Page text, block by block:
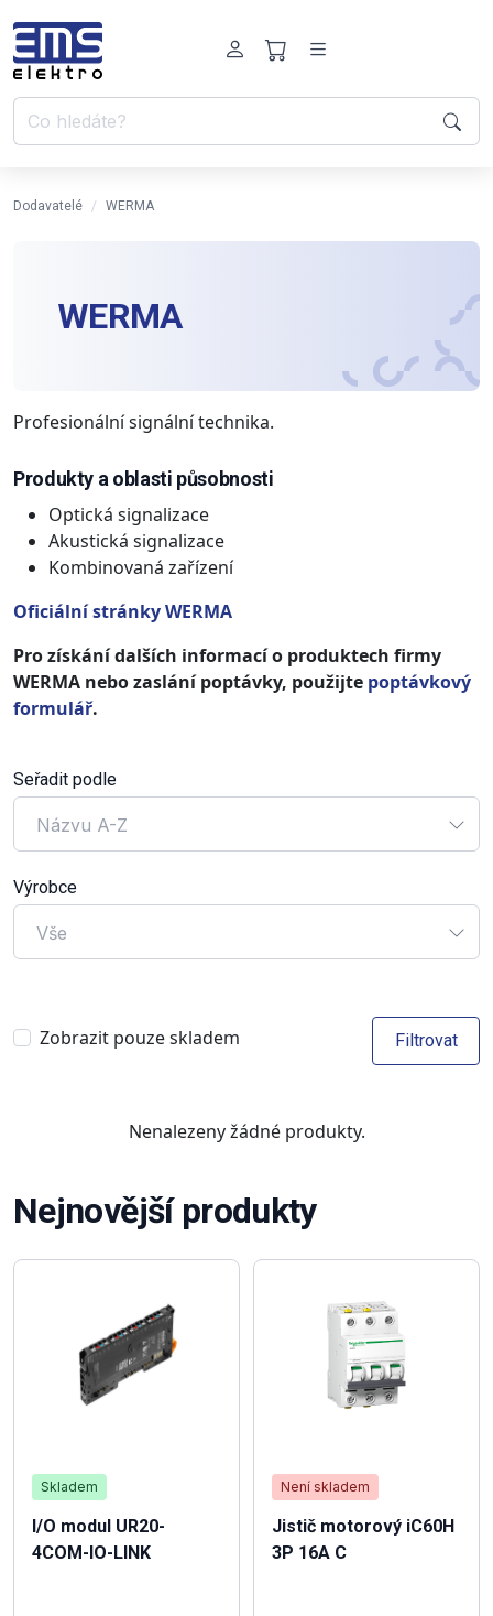
Dodavatelé WERMA
WERMA
Profesionální signální technika.
Produkty a oblasti působnosti
Optická signalizace
Akustická signalizace
Kombinovaná zařízení
Oficiální stránky WERMA
Pro získání dalších informací o produktech firmy
WERMA nebo zaslání poptávky, použijte poptávkový
formulář.
Seřadit podle
Názvu A-Z
Výrobce
Vše
Zobrazit pouze skladem Filtrovat
Nenalezeny žádné produkty.
Nejnovější produkty
Skladem
I/O modul UR20-
4COM-IO-LINK
Není skladem
Jistič motorový iC60H
3P 16A C